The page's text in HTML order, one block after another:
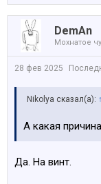
DemAn
Мохнатое
28 фев 2025
Nikolya сказал(а): ↑
А какая
Да. На винт.